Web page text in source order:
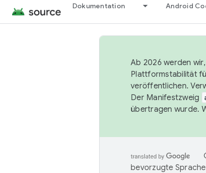
Dokumentation Android
Ab 2026 werden
Plattformstabilität
veröffentlichen.
Der Manifestzweig
übertragen wurde.
bevorzugte